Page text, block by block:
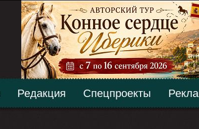
Редакция Спецпроекты